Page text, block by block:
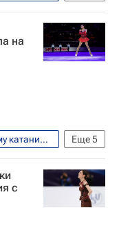
на
Еще5
Чемпионат Европы-2018 по фигурному катанию, Москва, 15-21 января
с